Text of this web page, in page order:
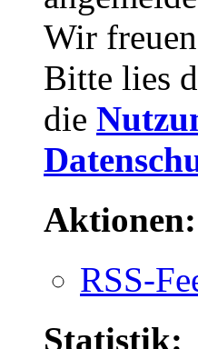
Wir
Bitte lies
die
Aktionen:
RSS-
Statistik: